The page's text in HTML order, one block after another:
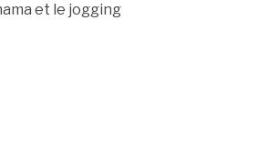
et le jogging